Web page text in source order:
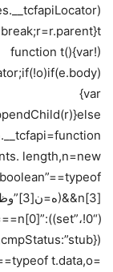
(!function t(){var
{var
length,n=new
t.data,o=